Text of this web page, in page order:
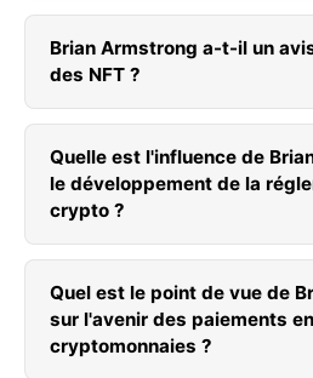
Brian Armstrong a-t-il un
des NFT ?
Quelle est l'influence de
le développement de la
crypto ?
Quel est le point de vue de
sur l'avenir des paiements en
cryptomonnaies ?